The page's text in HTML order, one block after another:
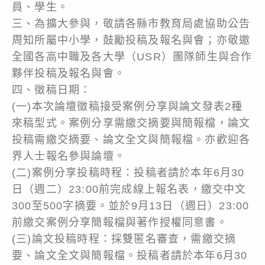
員、學生。
三、為擴大參與，敬請各縣市教育局處協助公告
周知所屬中小學，鼓勵投稿及報名與會；亦敬邀
全國各高中職及各大學（USR）團隊師生與合作
夥伴投稿及報名與會。
四、徵稿日期：
(一)本次論壇徵稿接受案例分享與論文發表2種
來稿型式。案例分享需繳交摘要與簡報檔，論文
投稿需繳交摘要、論文全文與簡報檔。亦歡迎各
界人士報名參與論壇。
(二)案例分享投稿時程：投稿者請於本年6月30
日（週二）23:00前完成線上報名表，繳交中文
300至500字摘要。並於9月13日（週日）23:00
前繳交案例分享簡報檔與著作授權同意書。
(三)論文投稿時程：採雙匿名審查，需繳交摘
要、論文全文與簡報檔。投稿者請於本年6月30